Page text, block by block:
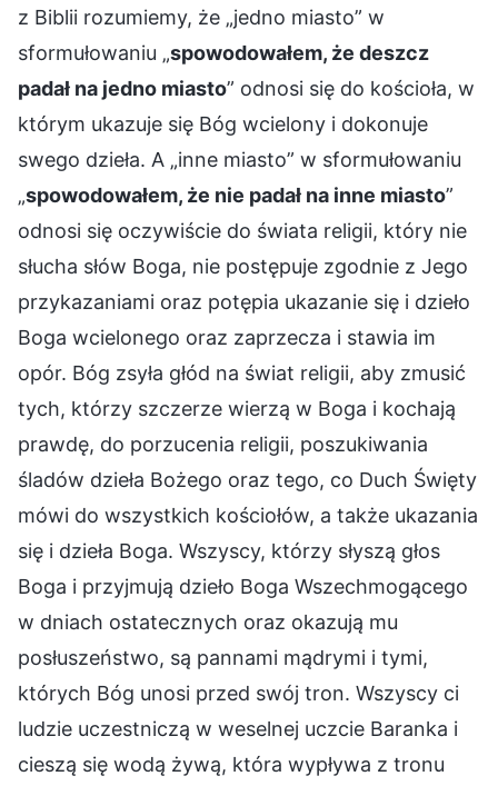
z Biblii rozumiemy, że „jedno miasto” w
sformułowaniu „spowodowałem, że deszcz
padał na jedno miasto” odnosi się do kościoła, w
którym ukazuje się Bóg wcielony i dokonuje
swego dzieła. A „inne miasto” w sformułowaniu
„spowodowałem, że nie padał na inne miasto”
odnosi się oczywiście do świata religii, który nie
słucha słów Boga, nie postępuje zgodnie z Jego
przykazaniami oraz potępia ukazanie się i dzieło
Boga wcielonego oraz zaprzecza i stawia im
opór. Bóg zsyła głód na świat religii, aby zmusić
tych, którzy szczerze wierzą w Boga i kochają
prawdę, do porzucenia religii, poszukiwania
śladów dzieła Bożego oraz tego, co Duch Święty
mówi do wszystkich kościołów, a także ukazania
się i dzieła Boga. Wszyscy, którzy słyszą głos
Boga i przyjmują dzieło Boga Wszechmogącego
w dniach ostatecznych oraz okazują mu
posłuszeństwo, są pannami mądrymi i tymi,
których Bóg unosi przed swój tron. Wszyscy ci
ludzie uczestniczą w weselnej uczcie Baranka i
cieszą się wodą żywą, która wypływa z tronu